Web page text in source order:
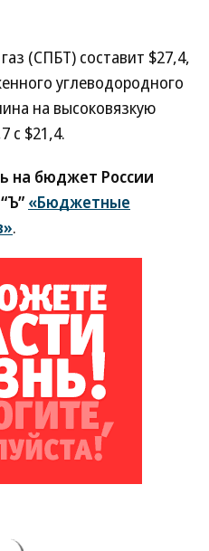
(СПБТ) составит $27,4,
углеводородного
на высоковязкую
с $21,4.
на бюджет России
«Бюджетные
.